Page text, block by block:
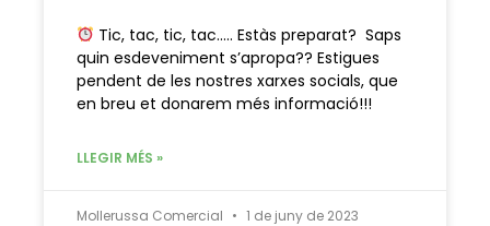
Tic, tac, tic, tac….. Estàs preparat? Saps
quin esdeveniment s’apropa?? Estigues
pendent de les nostres xarxes socials, que
en breu et donarem més informació!!!
LLEGIR MÉS »
Mollerussa Comercial 1 de juny de 2023